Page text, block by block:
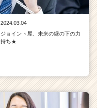
2024.03.04
ジョイント屋、未来の縁の下の力
持ち★